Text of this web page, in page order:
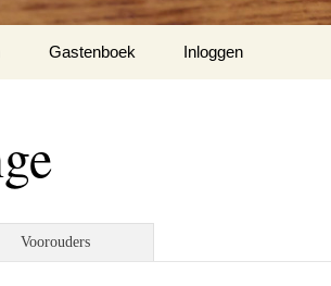
Gastenboek
Inloggen
Voorouders